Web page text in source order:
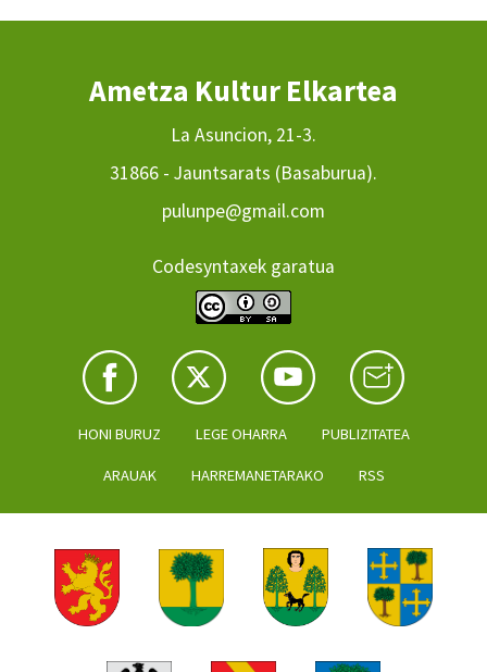
Ametza Kultur Elkartea
La Asuncion, 21-3.
31866 - Jauntsarats (Basaburua).
pulunpe@gmail.com
Codesyntaxek garatua
HONI BURUZ LEGE OHARRA PUBLIZITATEA
ARAUAK HARREMANETARAKO RSS